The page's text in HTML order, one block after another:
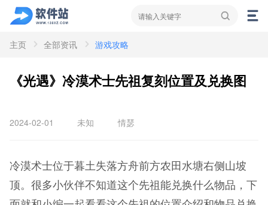
资讯
新闻 攻略
主页 全部资讯 游戏攻略
《光遇》冷漠术士先祖复刻位置及兑换图
2024-02-01 未知 情瑟
冷漠术士位于暮土失落方舟前方农田水塘右侧山坡
顶。很多小伙伴不知道这个先祖能兑换什么物品，下